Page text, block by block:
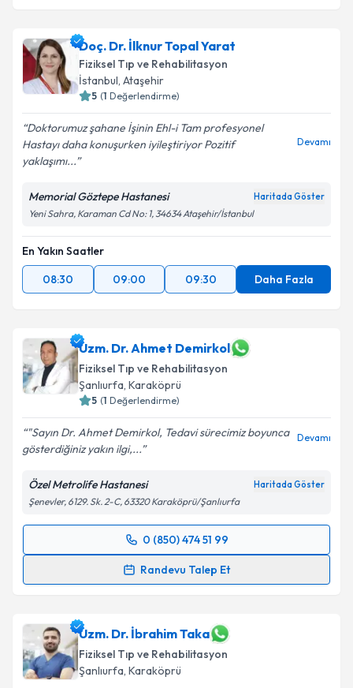
Doç. Dr. İlknur Topal Yarat
Fiziksel Tıp ve Rehabilitasyon
İstanbul, Ataşehir
5 (1 Değerlendirme)
Doktorumuz şahane İşinin Ehl-i Tam profesyonel
Hastayı daha konuşurken iyileştiriyor Pozitif
yaklaşımı...
Devamı
Memorial Göztepe Hastanesi Haritada Göster
Yeni Sahra, Karaman Cd No: 1, 34634 Ataşehir/İstanbul
En Yakın Saatler
08:30
09:00 09:30 Daha Fazla
Uzm. Dr. Ahmet Demirkol
Fiziksel Tıp ve Rehabilitasyon
Şanlıurfa, Karaköprü
5 (1 Değerlendirme)
​ ​ ​"Sayın Dr. Ahmet Demirkol, Tedavi sürecimiz boyunca
gösterdiğiniz yakın ilgi,...
Devamı
Özel Metrolife Hastanesi Haritada Göster
Şenevler, 6129. Sk. 2-C, 63320 Karaköprü/Şanlıurfa
0 (850) 474 51 99
Randevu Talep Et
Randevu Takvimi Talebi
için bir takvim hazırlandığında e-posta ile
bilgilendireceğiz.
E-posta Adresiniz
Uzm. Dr. İbrahim Taka
Fiziksel Tıp ve Rehabilitasyon
Şanlıurfa, Karaköprü